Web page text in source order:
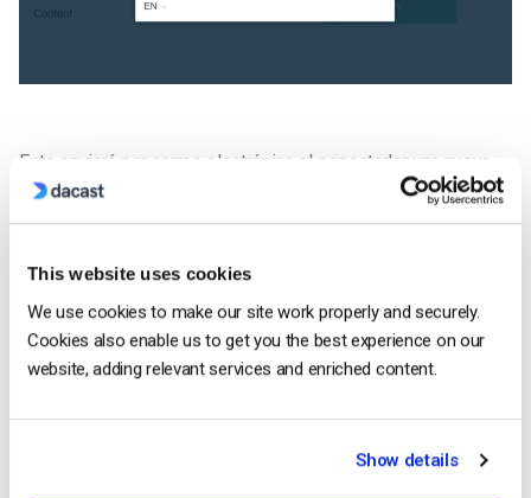
This website uses cookies
We use cookies to make our site work properly and securely.
Cookies also enable us to get you the best experience on our
website, adding relevant services and enriched content.
Show details
Esto enviará por correo electrónico al espectador una nueva
contraseña desde la dirección de correo electrónico
proporcionada. Por favor, asegúrese de que no está siendo
EMPIECE GRATIS